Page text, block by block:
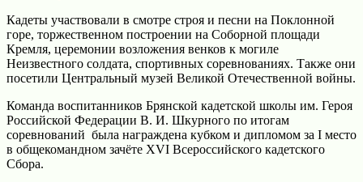
Кадеты участвовали в смотре строя и песни на Поклонной
горе, торжественном построении на Соборной площади
Кремля, церемонии возложения венков к могиле
Неизвестного солдата, спортивных соревнованиях. Также они
посетили Центральный музей Великой Отечественной войны.
Команда воспитанников Брянской кадетской школы им. Героя
Российской Федерации В. И. Шкурного по итогам
соревнований была награждена кубком и дипломом за I место
в общекомандном зачёте XVI Всероссийского кадетского
Сбора.